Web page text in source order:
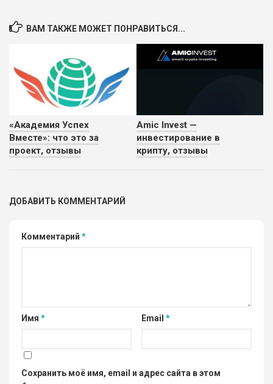
ВАМ ТАКЖЕ МОЖЕТ ПОНРАВИТЬСЯ...
«Академия Успех
Вместе»: что это за
проект, отзывы
Amic Invest —
инвестирование в
крипту, отзывы
ДОБАВИТЬ КОММЕНТАРИЙ
Комментарий *
Имя * Email *
Сохранить моё имя, email и адрес сайта в этом